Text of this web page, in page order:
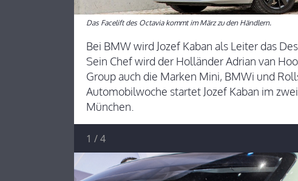
Das Facelift des Octavia kommt im März zu den Händlern.
Bei BMW wird Jozef Kaban als Leiter das
Sein Chef wird der Holländer Adrian van
Group auch die Marken Mini, BMWi und
Automobilwoche startet Jozef Kaban im
München.
1 /4